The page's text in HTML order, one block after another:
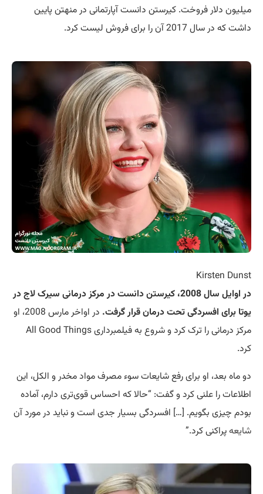
میلیون دلار فروخت. کیرستن دانست آپارتمانی در منهتن پایین
داشت که در سال 2017 آن را برای فروش لیست کرد.
Kirsten Dunst
در اوایل سال 2008، کیرستن دانست در مرکز درمانی سیرک لاج در
یوتا برای افسردگی تحت درمان قرار گرفت.
در اواخر مارس 2008، او
مرکز درمانی را ترک کرد و شروع به فیلمبرداری All Good Things
کرد.
دو ماه بعد، او برای رفع شایعات سوء مصرف مواد مخدر و الکل، این
اطلاعات را علنی کرد و گفت: “حالا که احساس قوی‌تری دارم، آماده
بودم چیزی بگویم. […] افسردگی بسیار جدی است و نباید در مورد آن
شایعهپراکنی کرد.”